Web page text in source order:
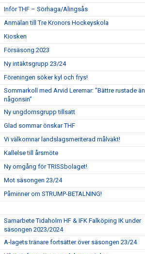
Inför THF – Sörhaga/Alingsås
Anmälan till Tre Kronors Hockeyskola
Kiosken
Försäsong 2023
Ny intäktsgrupp 23/24
Föreningen söker kyl och frys!
Sommarkoll med Arvid Leremar: ”Bättre rustade än
någonsin”
Ny ungdomsgrupp tillsatt
Glad sommar önskar THF
Vi välkomnar landslagsmeriterad målvakt!
Kallelse till årsmöte
Ny omgång för TRISSbolaget!
Mot säsongen 23/24
Påminner om STRUMP-BETALNING!
Samarbete Tidaholm HF & IFK Falköping IK under
säsongen 2023/2024
A-lagets tränare fortsätter över säsongen 23/24